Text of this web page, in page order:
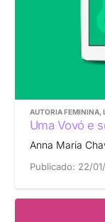
AUTORIA FEMININA,
Uma Vovó e
Anna Maria
Publicado: 22/